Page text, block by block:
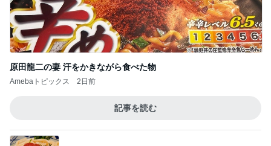
原田龍二の妻 汗をかきながら食べた物
Amebaトピックス 2日前
記事を読む